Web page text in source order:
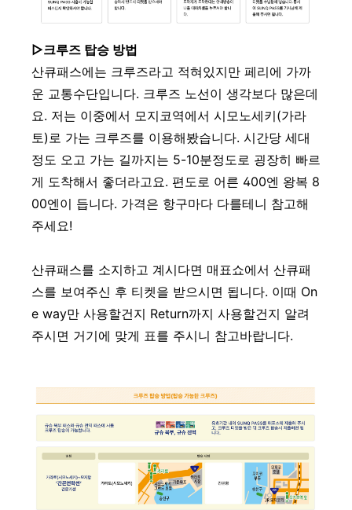
▷크루즈 탑승 방법
산큐패스에는 크루즈라고 적혀있지만 페리에 가까
운 교통수단입니다. 크루즈 노선이 생각보다 많은데
요. 저는 이중에서 모지코역에서 시모노세키(가라
토)로 가는 크루즈를 이용해봤습니다. 시간당 세대
정도 오고 가는 길까지는 5-10분정도로 굉장히 빠르
게 도착해서 좋더라고요. 편도로 어른 400엔 왕복 8
00엔이 듭니다. 가격은 항구마다 다를테니 참고해
주세요!
산큐패스를 소지하고 계시다면 매표쇼에서 산큐패
스를 보여주신 후 티켓을 받으시면 됩니다. 이때 On
e way만 사용할건지 Return까지 사용할건지 알려
주시면 거기에 맞게 표를 주시니 참고바랍니다.